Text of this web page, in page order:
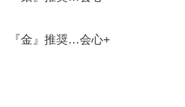
『金』推奨…会心+